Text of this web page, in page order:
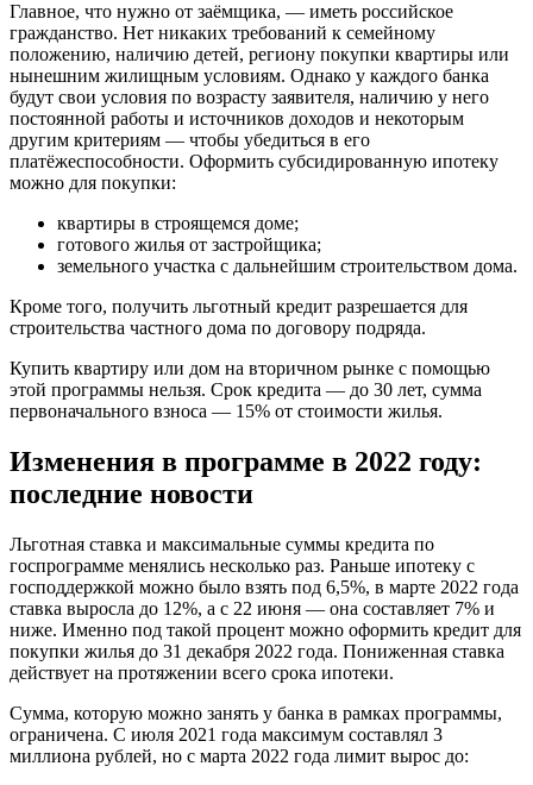
Главное, что нужно от заёмщика, — иметь российское
гражданство. Нет никаких требований к семейному
положению, наличию детей, региону покупки квартиры или
нынешним жилищным условиям. Однако у каждого банка
будут свои условия по возрасту заявителя, наличию у него
постоянной работы и источников доходов и некоторым
другим критериям — чтобы убедиться в его
платёжеспособности. Оформить субсидированную ипотеку
можно для покупки:
квартиры в строящемся доме;
готового жилья от застройщика;
земельного участка с дальнейшим строительством дома.
Кроме того, получить льготный кредит разрешается для
строительства частного дома по договору подряда.
Купить квартиру или дом на вторичном рынке с помощью
этой программы нельзя. Срок кредита — до 30 лет, сумма
первоначального взноса — 15% от стоимости жилья.
Изменения в программе в 2022 году:
последние новости
Льготная ставка и максимальные суммы кредита по
госпрограмме менялись несколько раз. Раньше ипотеку с
господдержкой можно было взять под 6,5%, в марте 2022 года
ставка выросла до 12%, а с 22 июня — она составляет 7% и
ниже. Именно под такой процент можно оформить кредит для
покупки жилья до 31 декабря 2022 года. Пониженная ставка
действует на протяжении всего срока ипотеки.
Сумма, которую можно занять у банка в рамках программы,
ограничена. С июля 2021 года максимум составлял 3
миллиона рублей, но с марта 2022 года лимит вырос до: